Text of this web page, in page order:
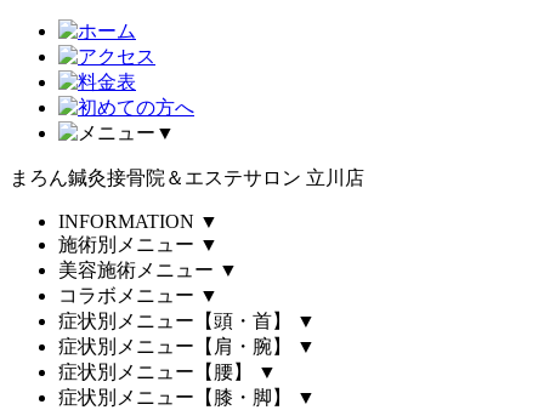
▼
まろん鍼灸接骨院＆エステサロン 立川店
INFORMATION ▼
施術別メニュー ▼
美容施術メニュー ▼
コラボメニュー ▼
症状別メニュー【頭・首】
▼
症状別メニュー【肩・腕】
▼
症状別メニュー【腰】
▼
症状別メニュー【膝・脚】
▼